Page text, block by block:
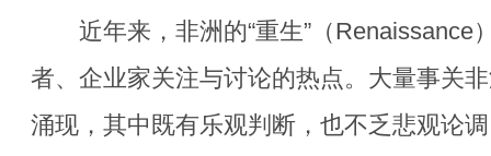
近年来，非洲的“重生”（Renaissance
者、企业家关注与讨论的热点。大量事关
涌现，其中既有乐观判断，也不乏悲观论